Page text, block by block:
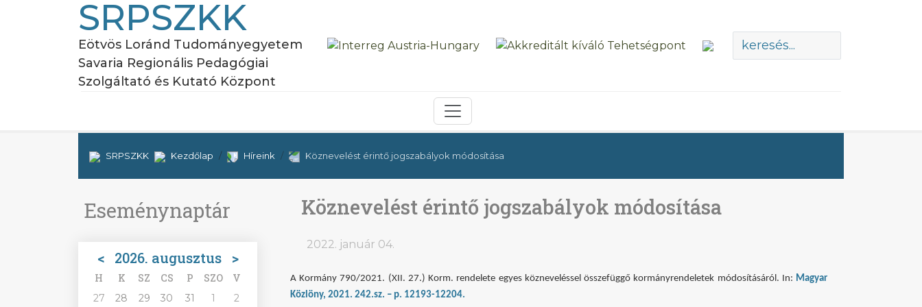
SRPSZKK
Eötvös Loránd Tudományegyetem
Savaria Regionális Pedagógiai
Szolgáltató és Kutató Központ
SRPSZKK Kezdőlap Híreink Köznevelést érintő jogszabályok módosítása
Eseménynaptár
< 2026. augusztus >
H K SZ CS P SZO V
27 28 29 30 31 1
2
Köznevelést érintő jogszabályok módosítása
2022. január 04.
A Kormány 790/2021. (XII. 27.) Korm. rendelete egyes közneveléssel összefüggő kormányrendeletek módosításáról. In: Magyar
Közlöny, 2021. 242.sz. – p. 12193-12204.